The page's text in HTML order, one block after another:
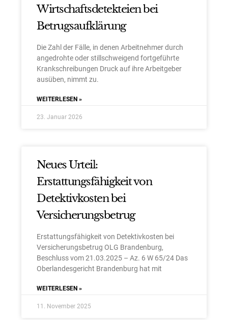
Wirtschaftsdetekteien bei
Betrugsaufklärung
Die Zahl der Fälle, in denen Arbeitnehmer durch
angedrohte oder stillschweigend fortgeführte
Krankschreibungen Druck auf ihre Arbeitgeber
ausüben, nimmt zu.
WEITERLESEN »
23. Januar 2026
Neues Urteil:
Erstattungsfähigkeit von
Detektivkosten bei
Versicherungsbetrug
Erstattungsfähigkeit von Detektivkosten bei
Versicherungsbetrug OLG Brandenburg,
Beschluss vom 21.03.2025 – Az. 6 W 65/24 Das
Oberlandesgericht Brandenburg hat mit
WEITERLESEN »
11. November 2025